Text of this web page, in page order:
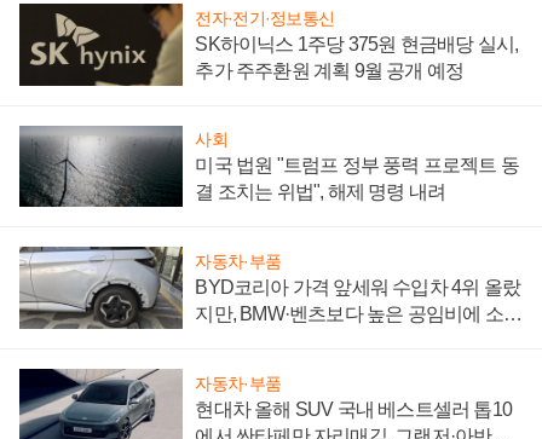
전자·전기·정보통신
SK하이닉스 1주당 375원 현금배당 실시,
추가 주주환원 계획 9월 공개 예정
사회
미국 법원 "트럼프 정부 풍력 프로젝트 동
결 조치는 위법", 해제 명령 내려
자동차·부품
BYD코리아 가격 앞세워 수입차 4위 올랐
지만, BMW·벤츠보다 높은 공임비에 소비
자동차·부품
현대차 올해 SUV 국내 베스트셀러 톱10